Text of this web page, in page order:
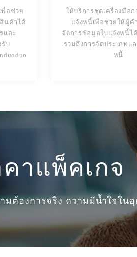
พื่อช่วย
นค้าได้
และ
รับ
ให้บริการชุดเครื่องมือก
แจ้งหนี้เพื่อช่วยให้ผู้ค้
จัดการข้อมูลใบแจ้งหนี้ได้
รวมถึงการจัดประเภทแ
หนี้
คาแพ็คเกจ
มต้องการจริง ความมีน้ำใจใ